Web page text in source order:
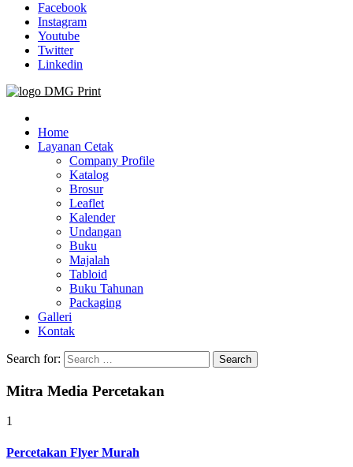
Facebook
Instagram
Youtube
Twitter
Linkedin
Jasa Cetak Online DMG Printing
Home
Layanan Cetak
Company Profile
Katalog
Brosur
Leaflet
Kalender
Undangan
Buku
Majalah
Tabloid
Buku Tahunan
Packaging
Galleri
Kontak
Search for:
Mitra Media Percetakan
1
Percetakan Flyer Murah